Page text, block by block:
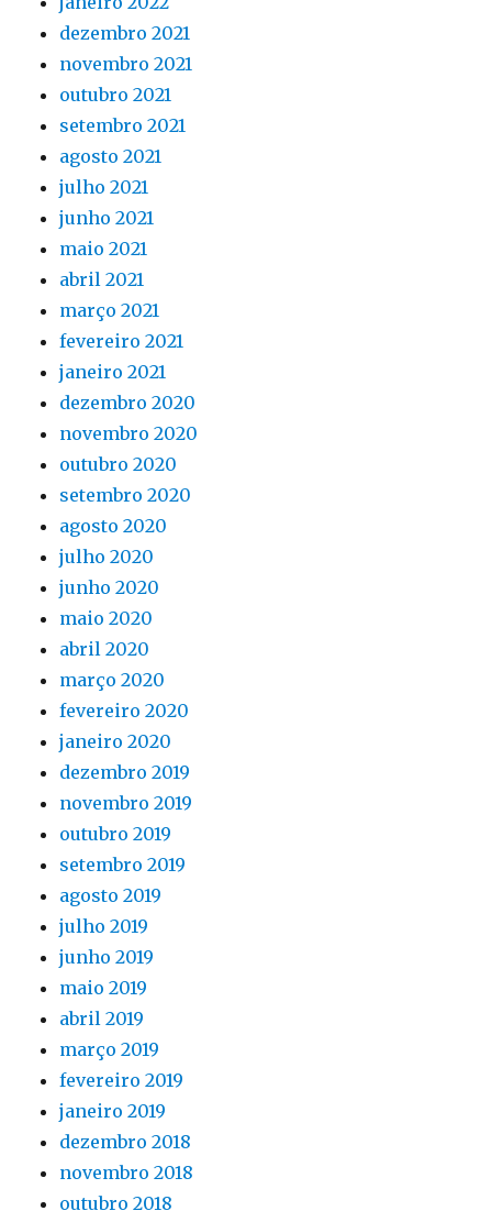
dezembro 2021
novembro 2021
outubro 2021
setembro 2021
agosto 2021
julho 2021
junho 2021
maio 2021
abril 2021
março 2021
fevereiro 2021
janeiro 2021
dezembro 2020
novembro 2020
outubro 2020
setembro 2020
agosto 2020
julho 2020
junho 2020
maio 2020
abril 2020
março 2020
fevereiro 2020
janeiro 2020
dezembro 2019
novembro 2019
outubro 2019
setembro 2019
agosto 2019
julho 2019
junho 2019
maio 2019
abril 2019
março 2019
fevereiro 2019
janeiro 2019
dezembro 2018
novembro 2018
outubro 2018